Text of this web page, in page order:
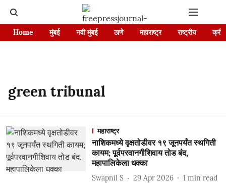
Home मुंबई नवी मुंबई ठाणे महाराष्ट्र राष्ट्रीय
green tribunal
महाराष्ट्र
नाशिकमध्ये वृक्षतोडीवर १९ जूनपर्यंत स्थगिती
कायम; पूर्वपरवानगीशिवाय तोड बंद,
महापालिकेला धक्का
Swapnil S 29 Apr 2026 1 min read